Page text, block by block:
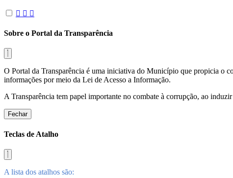
Sobre o Portal da Transparência
O Portal da Transparência é uma iniciativa do Município que propicia o
informações por meio da Lei de Acesso a Informação.
A Transparência tem papel importante no combate à corrupção, ao
Fechar
Teclas de Atalho
A lista dos atalhos são: